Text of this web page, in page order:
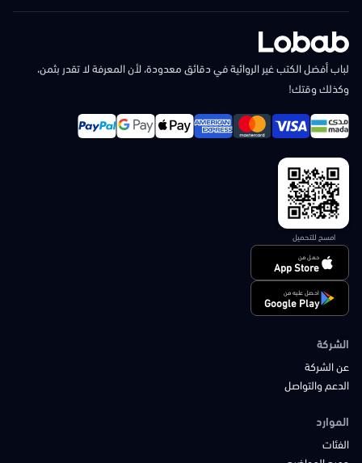
لباب أفضل الكتب غير الروائية في دقائق معدودة، لأن المعرفة لا تقدر بثمن،
وكذلك وقتك!
امسح للتحميل
حمل من
App Store
احصل عليه من
Google Play
الشركة
عن الشركة
الدعم والتواصل
الموارد
الفئات